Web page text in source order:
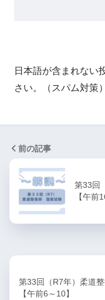
日本語が含まれない
さい。（スパム対策）
前の記事
第33回
【午前
第33回（R7年）柔道
【午前6～10】